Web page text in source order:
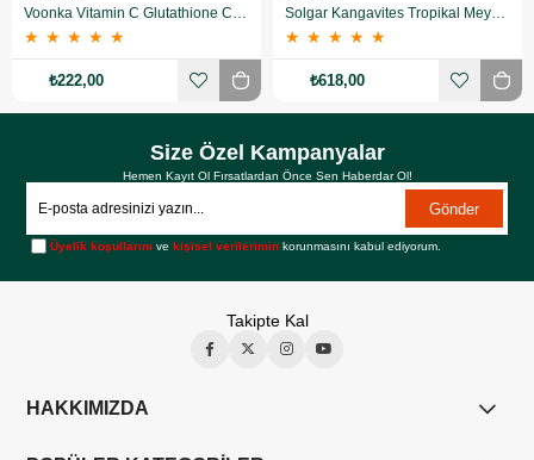
Voonka Vitamin C Glutathione Complex Efervesan 15 Tablet
★ ★ ★ ★ ★
₺222,00
Solgar Kangavites Tropikal Meyve Aromalı 60 Tablet
★ ★ ★ ★ ★
₺618,00
Size Özel Kampanyalar
Hemen Kayıt Ol Fırsatlardan Önce Sen Haberdar Ol!
Gönder
Üyelik koşullarını vekişisel verilerimin korunmasını kabul ediyorum.
Takipte Kal
HAKKIMIZDA